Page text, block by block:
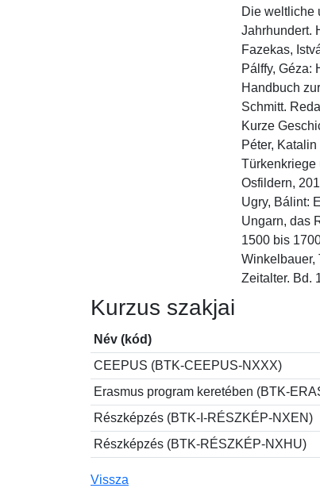
Die weltliche
Jahrhundert.
Fazekas,
Pálffy, Géza:
Handbuch
Schmitt.
Kurze
Péter,
Türkenkriege
Osfildern,
Ugry, Bálint:
Ungarn, das
1500 bis
Winkelbauer,
Zeitalter. Bd.
Kurzus szakjai
Név (kód)
CEEPUS (BTK-CEEPUS-NXXX)
Erasmus program keretében (BTK-
Részképzés (BTK-I-RÉSZKÉP-NXEN)
Részképzés (BTK-RÉSZKÉP-NXHU)
Vissza